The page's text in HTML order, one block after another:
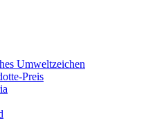
Umweltzeichen
Preis